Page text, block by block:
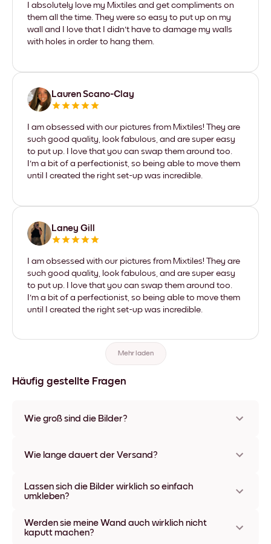
I absolutely love my Mixtiles and get compliments on
them all the time. They were so easy to put up on my
wall and I love that I didn't have to damage my walls
with holes in order to hang them.
Lauren Scano-Clay
I am obsessed with our pictures from Mixtiles! They are
such good quality, look fabulous, and are super easy
to put up. I love that you can swap them around too.
I'm a bit of a perfectionist, so being able to move them
until I created the right set-up was incredible.
Laney Gill
I am obsessed with our pictures from Mixtiles! They are
such good quality, look fabulous, and are super easy
to put up. I love that you can swap them around too.
I'm a bit of a perfectionist, so being able to move them
until I created the right set-up was incredible.
Mehr laden
Häufig gestellte Fragen
Wie groß sind die Bilder?
Erhältlich in verschiedenen Materialien und Rahmenfarben,
Wie lange dauert der Versand?
Ländern bieten wir auch Expressversand an. Den Trackinglink
bekommst Du nach Bestellaufgabe zugeschickt.
Lassen sich die Bilder wirklich so einfach
umkleben?
umpositionieren zu lassen, ohne die Wände dabei zu
beschädigen.
Werden sie meine Wand auch wirklich nicht
kaputt machen?